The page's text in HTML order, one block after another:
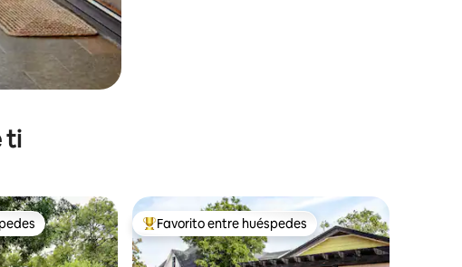
ti
preferido Favorito entre huéspedes preferido
Favorito entre huéspedes